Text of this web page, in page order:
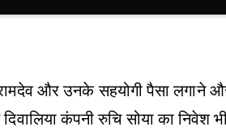
और उनके सहयोगी पैसा
कंपनी रुचि सोया का निवेश